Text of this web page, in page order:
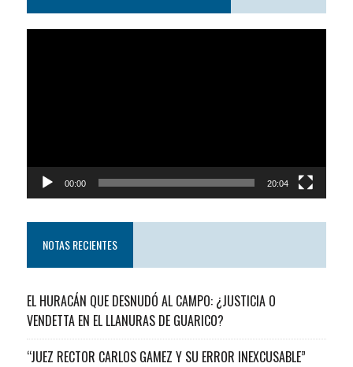
00:00 20:04
NOTAS RECIENTES
EL HURACÁN QUE DESNUDÓ AL CAMPO: ¿JUSTICIA O
VENDETTA EN EL LLANURAS DE GUARICO?
“JUEZ RECTOR CARLOS GAMEZ Y SU ERROR INEXCUSABLE”